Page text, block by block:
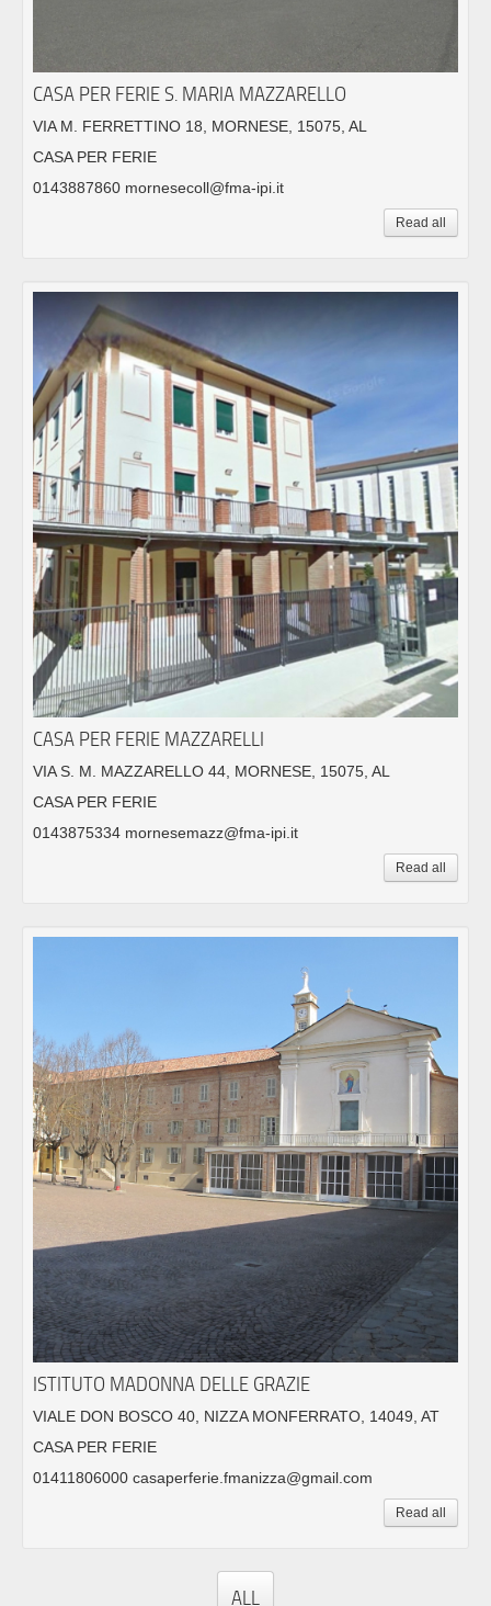
CASA PER FERIE S. MARIA MAZZARELLO
VIA M. FERRETTINO 18, MORNESE, 15075, AL
CASA PER FERIE
0143887860 mornesecoll@fma-ipi.it
Read all
CASA PER FERIE MAZZARELLI
VIA S. M. MAZZARELLO 44, MORNESE, 15075, AL
CASA PER FERIE
0143875334 mornesemazz@fma-ipi.it
Read all
ISTITUTO MADONNA DELLE GRAZIE
VIALE DON BOSCO 40, NIZZA MONFERRATO, 14049, AT
CASA PER FERIE
01411806000 casaperferie.fmanizza@gmail.com
Read all
ALL